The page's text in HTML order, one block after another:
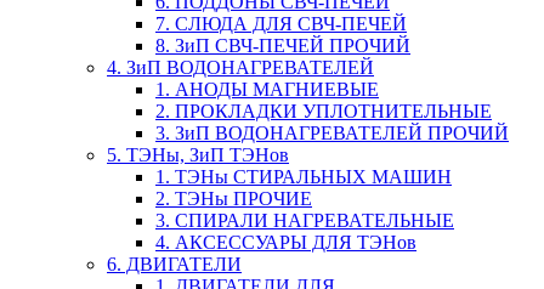
7. СЛЮДА ДЛЯ СВЧ-ПЕЧЕЙ
8. ЗиП СВЧ-ПЕЧЕЙ ПРОЧИЙ
4. ЗиП ВОДОНАГРЕВАТЕЛЕЙ
1. АНОДЫ МАГНИЕВЫЕ
2. ПРОКЛАДКИ УПЛОТНИТЕЛЬНЫЕ
3. ЗиП ВОДОНАГРЕВАТЕЛЕЙ ПРОЧИЙ
5. ТЭНы, ЗиП ТЭНов
1. ТЭНы СТИРАЛЬНЫХ МАШИН
2. ТЭНы ПРОЧИЕ
3. СПИРАЛИ НАГРЕВАТЕЛЬНЫЕ
4. АКСЕССУАРЫ ДЛЯ ТЭНов
6. ДВИГАТЕЛИ